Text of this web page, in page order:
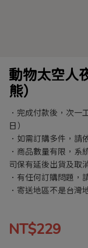
動物太空人
熊）
．完成付款後，次一
日）
．如需訂購多件，請
．商品數量有限，系
司保有延後出貨及取
．有任何訂購問題，
．寄送地區不是台灣
NT$229